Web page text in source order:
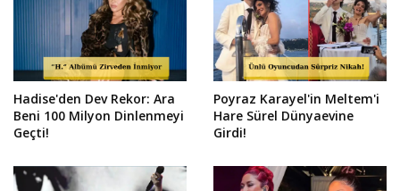
Hadise'den Dev Rekor: Ara
Beni 100 Milyon Dinlenmeyi
Geçti!
Poyraz Karayel'in Meltem'i
Hare Sürel Dünyaevine
Girdi!